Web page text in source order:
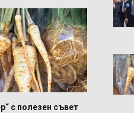
с полезен съвет